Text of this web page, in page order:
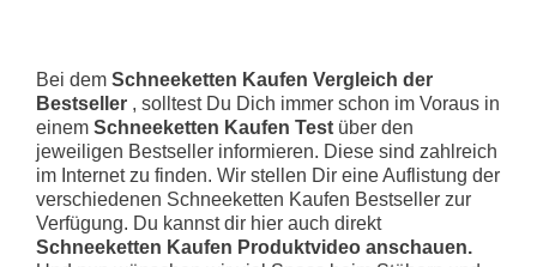
Bei dem Schneeketten Kaufen Vergleich der
Bestseller , solltest Du Dich immer schon im Voraus in
einem Schneeketten Kaufen Test über den
jeweiligen Bestseller informieren. Diese sind zahlreich
im Internet zu finden. Wir stellen Dir eine Auflistung der
verschiedenen Schneeketten Kaufen Bestseller zur
Verfügung. Du kannst dir hier auch direkt
Schneeketten Kaufen Produktvideo anschauen.